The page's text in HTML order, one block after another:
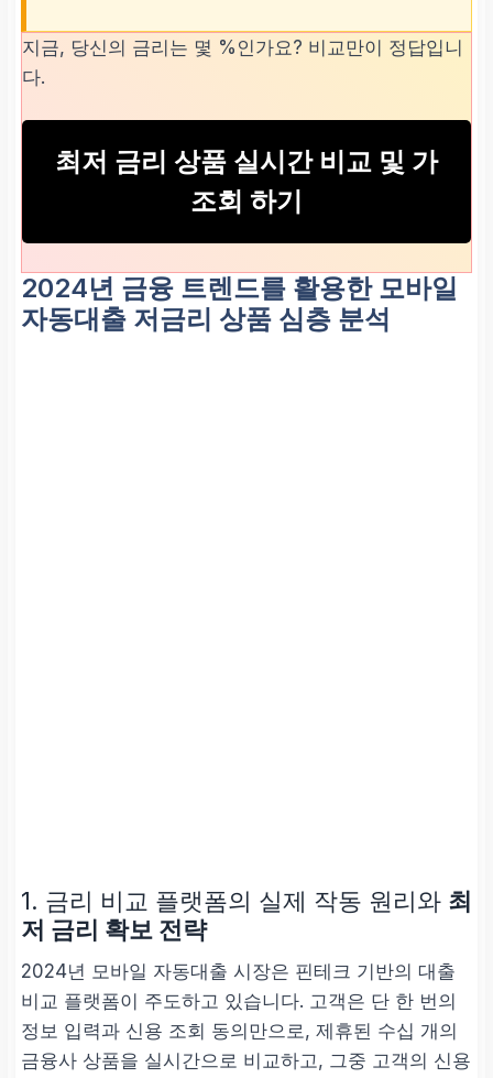
지금, 당신의 금리는 몇 %인가요? 비교만이 정답입니
다.
최저 금리 상품 실시간 비교 및 가
조회 하기
2024년 금융 트렌드를 활용한 모바일
자동대출 저금리 상품 심층 분석
1. 금리 비교 플랫폼의 실제 작동 원리와 최
저 금리 확보 전략
2024년 모바일 자동대출 시장은 핀테크 기반의 대출
비교 플랫폼이 주도하고 있습니다. 고객은 단 한 번의
정보 입력과 신용 조회 동의만으로, 제휴된 수십 개의
금융사 상품을 실시간으로 비교하고, 그중 고객의 신용